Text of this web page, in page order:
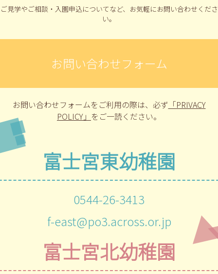
ご見学やご相談・入園申込についてなど、 お気軽にお問い合わせくださ
い。
お問い合わせフォーム
お問い合わせフォームをご利用の際は、 必ず 「PRIVACY
POLICY」 をご一読ください。
富士宮東幼稚園
0544-26-3413
f-east@po3.across.or.jp
富士宮北幼稚園